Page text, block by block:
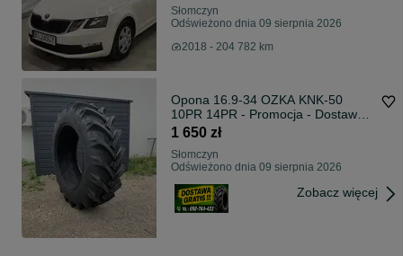
Słomczyn
Odświeżono dnia 09 sierpnia 2026
2018 - 204 782 km
Opona 16.9-34 OZKA KNK-50
10PR 14PR - Promocja - Dostawa
0zł
1 650 zł
Słomczyn
Odświeżono dnia 09 sierpnia 2026
Zobacz więcej